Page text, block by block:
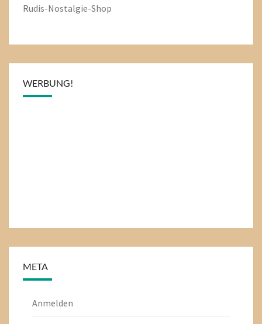
Rudis-Nostalgie-Shop
WERBUNG!
META
Anmelden